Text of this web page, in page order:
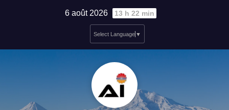
6 août 2026 13 h 22 min
Select Language ▼